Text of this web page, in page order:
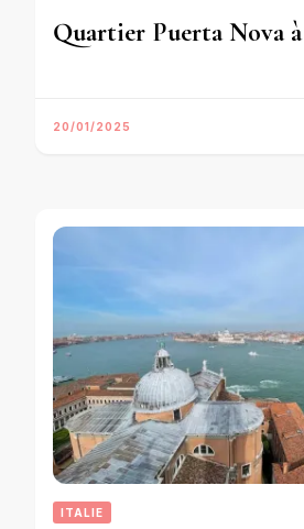
Quartier Puerta Nova
20/01/2025
ITALIE